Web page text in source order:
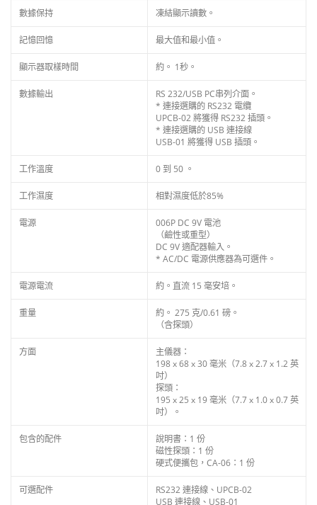
數據保持 凍結顯示讀數。
記憶回憶 最大值和最小值。
顯示器取樣時間 約。 1秒。
數據輸出
RS 232/USB PC串列介面。
* 連接選購的 RS232 電纜
UPCB-02 將獲得 RS232 插頭。
* 連接選購的 USB 連接線
USB-01 將獲得 USB 插頭。
工作溫度 0 到 50 。
工作濕度 相對濕度低於85%
電源
006P DC 9V 電池
（鹼性或重型）
DC 9V 適配器輸入。
* AC/DC 電源供應器為可選件。
電源電流 約。直流 15 毫安培。
重量
約。 275 克/0.61 磅。
（含探頭）
方面
主儀器：
198 x 68 x 30 毫米（7.8 x 2.7 x 1.2 英
吋）
探頭：
195 x 25 x 19 毫米（7.7 x 1.0 x 0.7 英
吋）。
包含的配件
說明書：1 份
磁性探頭：1 份
硬式便攜包，CA-06：1 份
可選配件
RS232 連接線、UPCB-02
USB 連接線、USB-01